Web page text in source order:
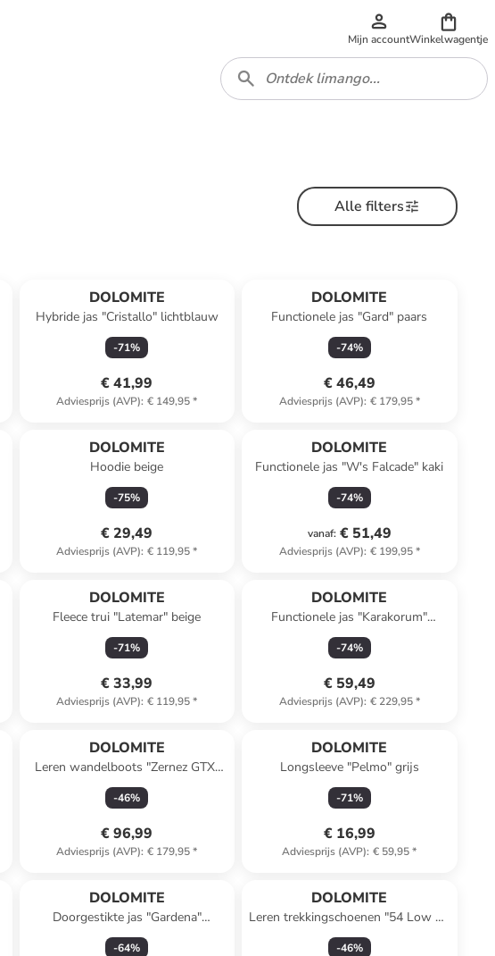
Mijn accountWinkelwagentje
Alle filters
DOLOMITE
Hybride jas "Cristallo" lichtblauw
-71%
€ 41,99
Adviesprijs (AVP): € 149,95*
DOLOMITE
Functionele jas "Gard" paars
-74%
€ 46,49
Adviesprijs (AVP): € 179,95*
DOLOMITE
Hoodie beige
-75%
€ 29,49
Adviesprijs (AVP): € 119,95*
DOLOMITE
Functionele jas "W's Falcade" kaki
-74%
vanaf: € 51,49
Adviesprijs (AVP): € 199,95*
DOLOMITE
Fleece trui "Latemar" beige
-71%
€ 33,99
Adviesprijs (AVP): € 119,95*
DOLOMITE
Functionele jas "Karakorum"
lichtroze
-74%
€ 59,49
Adviesprijs (AVP): € 229,95*
DOLOMITE
Leren wandelboots "Zernez GTX"
grijs
-46%
€ 96,99
Adviesprijs (AVP): € 179,95*
DOLOMITE
Longsleeve "Pelmo" grijs
-71%
€ 16,99
Adviesprijs (AVP): € 59,95*
DOLOMITE
Doorgestikte jas "Gardena"
donkerblauw
-64%
DOLOMITE
Leren trekkingschoenen "54 Low Fg
Evo GTX" groen
-46%